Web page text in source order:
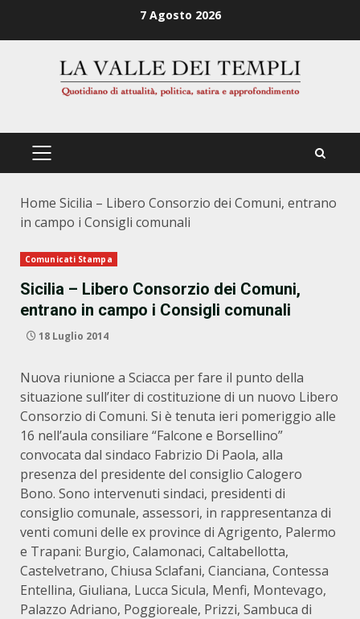
7 Agosto 2026
PRIMÄRES
Home Sicilia – Libero Consorzio dei Comuni, entrano
in campo i Consigli comunali
Comunicati Stampa
Sicilia – Libero Consorzio dei Comuni,
entrano in campo i Consigli comunali
18 Luglio 2014
Nuova riunione a Sciacca per fare il punto della
situazione sull’iter di costituzione di un nuovo Libero
Consorzio di Comuni. Si è tenuta ieri pomeriggio alle
16 nell’aula consiliare “Falcone e Borsellino”
convocata dal sindaco Fabrizio Di Paola, alla
presenza del presidente del consiglio Calogero
Bono. Sono intervenuti sindaci, presidenti di
consiglio comunale, assessori, in rappresentanza di
venti comuni delle ex province di Agrigento, Palermo
e Trapani: Burgio, Calamonaci, Caltabellotta,
Castelvetrano, Chiusa Sclafani, Cianciana, Contessa
Entellina, Giuliana, Lucca Sicula, Menfi, Montevago,
Palazzo Adriano, Poggioreale, Prizzi, Sambuca di